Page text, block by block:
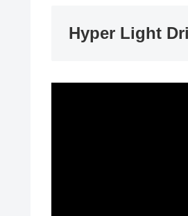
Hyper Light